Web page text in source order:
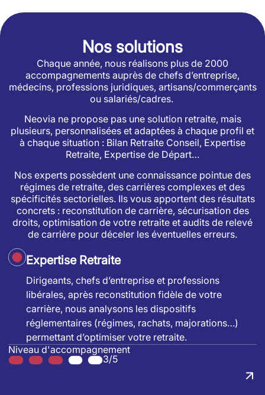
Nos solutions
Chaque année, nous réalisons plus de 2000
accompagnements auprès de chefs d’entreprise,
médecins, professions juridiques, artisans/commerçants
ou salariés/cadres.
Neovia ne propose pas une solution retraite, mais
plusieurs, personnalisées et adaptées à chaque profil et
à chaque situation : Bilan Retraite Conseil, Expertise
Retraite, Expertise de Départ…
Nos experts possèdent une connaissance pointue des
régimes de retraite, des carrières complexes et des
spécificités sectorielles. Ils vous apportent des résultats
concrets : reconstitution de carrière, sécurisation des
droits, optimisation de votre retraite et audits de relevé
de carrière pour déceler les éventuelles erreurs.
Expertise Retraite
Dirigeants, chefs d’entreprise et professions
libérales, après reconstitution fidèle de votre
carrière, nous analysons les dispositifs
réglementaires (régimes, rachats, majorations…)
permettant d’optimiser votre retraite.
Niveau d'accompagnement
3/5